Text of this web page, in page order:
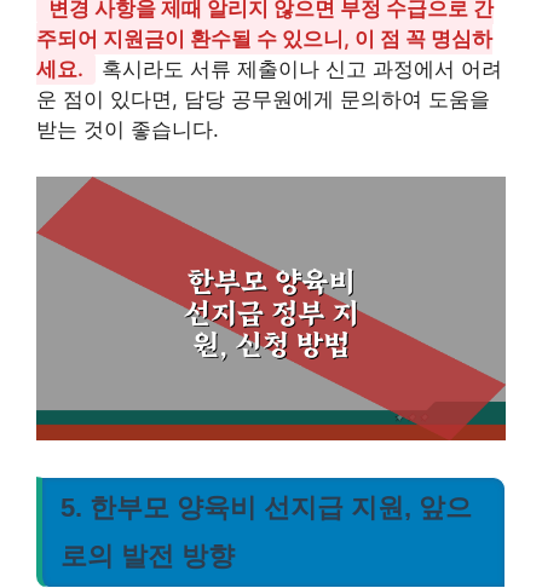
변경 사항을 제때 알리지 않으면 부정 수급으로 간
주되어 지원금이 환수될 수 있으니, 이 점 꼭 명심하
세요.
혹시라도 서류 제출이나 신고 과정에서 어려
운 점이 있다면, 담당 공무원에게 문의하여 도움을
받는 것이 좋습니다.
5. 한부모 양육비 선지급 지원, 앞으
로의 발전 방향